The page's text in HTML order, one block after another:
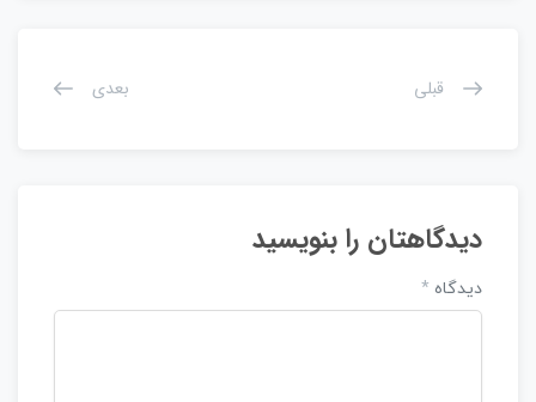
قبلی بعدی
دیدگاهتان را بنویسید
دیدگاه *